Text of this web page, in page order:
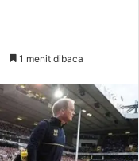
1 menit dibaca